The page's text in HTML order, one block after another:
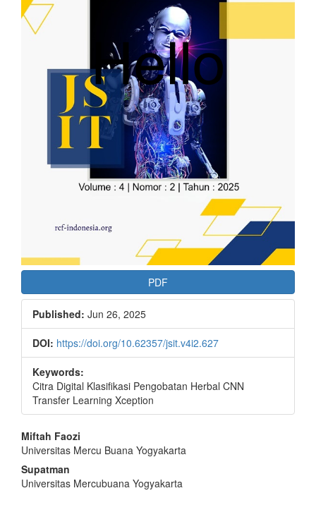
PDF
Published: Jun 26, 2025
DOI: https://doi.org/10.62357/jsit.v4i2.627
Keywords:
Citra Digital Klasifikasi Pengobatan Herbal CNN
Transfer Learning Xception
Main
Article
Content
Miftah Faozi
Universitas Mercu Buana Yogyakarta
Supatman
Universitas Mercubuana Yogyakarta